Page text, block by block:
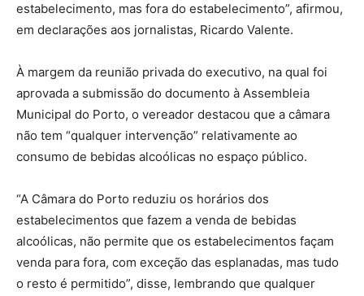
estabelecimento, mas fora do estabelecimento”, afirmou,
em declarações aos jornalistas, Ricardo Valente.
À margem da reunião privada do executivo, na qual foi
aprovada a submissão do documento à Assembleia
Municipal do Porto, o vereador destacou que a câmara
não tem “qualquer intervenção” relativamente ao
consumo de bebidas alcoólicas no espaço público.
“A Câmara do Porto reduziu os horários dos
estabelecimentos que fazem a venda de bebidas
alcoólicas, não permite que os estabelecimentos façam
venda para fora, com exceção das esplanadas, mas tudo
o resto é permitido”, disse, lembrando que qualquer